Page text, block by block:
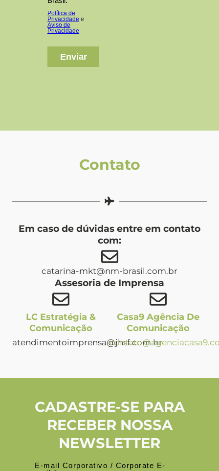
Contato
Em caso de dúvidas entre em contato
com:
catarina-mkt@nm-brasil.com.br
Assesoria de Imprensa
LC Estratégia &
Comunicação
atendimentoimprensa@jhsf.com.br
Casa9 Agência De
Comunicação
CADASTRE-SE PARA
RECEBER NOSSA
NEWSLETTER